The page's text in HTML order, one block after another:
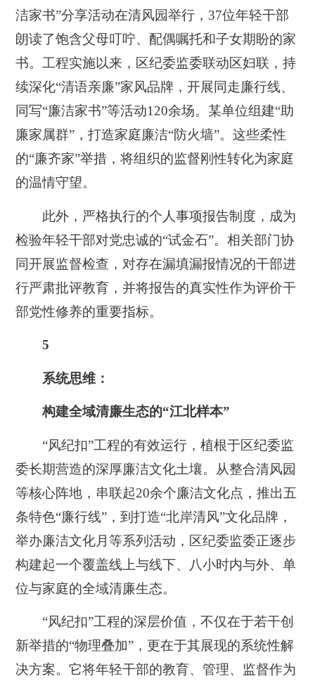
洁家书”分享活动在清风园举行，37位年轻干部
朗读了饱含父母叮咛、配偶嘱托和子女期盼的家
书。工程实施以来，区纪委监委联动区妇联，持
续深化“清语亲廉”家风品牌，开展同走廉行线、
同写“廉洁家书”等活动120余场。某单位组建“助
廉家属群”，打造家庭廉洁“防火墙”。这些柔性
的“廉齐家”举措，将组织的监督刚性转化为家庭
的温情守望。
此外，严格执行的个人事项报告制度，成为
检验年轻干部对党忠诚的“试金石”。相关部门协
同开展监督检查，对存在漏填漏报情况的干部进
行严肃批评教育，并将报告的真实性作为评价干
部党性修养的重要指标。
5
系统思维：
构建全域清廉生态的“江北样本”
“风纪扣”工程的有效运行，植根于区纪委监
委长期营造的深厚廉洁文化土壤。从整合清风园
等核心阵地，串联起20余个廉洁文化点，推出五
条特色“廉行线”，到打造“北岸清风”文化品牌，
举办廉洁文化月等系列活动，区纪委监委正逐步
构建起一个覆盖线上与线下、八小时内与外、单
位与家庭的全域清廉生态。
“风纪扣”工程的深层价值，不仅在于若干创
新举措的“物理叠加”，更在于其展现的系统性解
决方案。它将年轻干部的教育、管理、监督作为